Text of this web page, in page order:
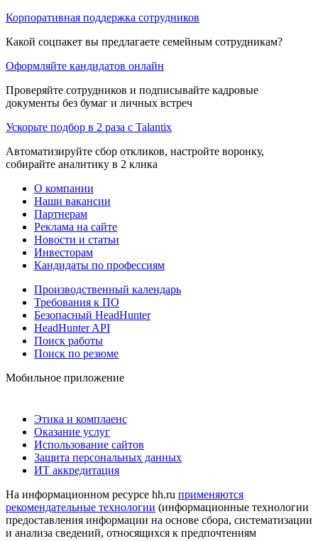
Корпоративная поддержка сотрудников
Какой соцпакет вы предлагаете семейным сотрудникам?
Оформляйте кандидатов онлайн
Проверяйте сотрудников и подписывайте кадровые
документы без бумаг и личных встреч
Ускорьте подбор в 2 раза с Talantix
Автоматизируйте сбор откликов, настройте воронку,
собирайте аналитику в 2 клика
О компании
Наши вакансии
Партнерам
Реклама на сайте
Новости и статьи
Инвесторам
Кандидаты по профессиям
Производственный календарь
Требования к ПО
Безопасный HeadHunter
HeadHunter API
Поиск работы
Поиск по резюме
Мобильное приложение
Этика и комплаенс
Оказание услуг
Использование сайтов
Защита персональных данных
ИТ аккредитация
На информационном ресурсе hh.ru применяются
рекомендательные технологии (информационные технологии
предоставления информации на основе сбора, систематизации
и анализа сведений, относящихся к предпочтениям